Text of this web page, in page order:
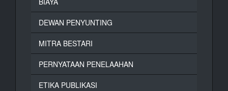
DEWAN PENYUNTING
MITRA BESTARI
PERNYATAAN PENELAAHAN
ETIKA PUBLIKASI